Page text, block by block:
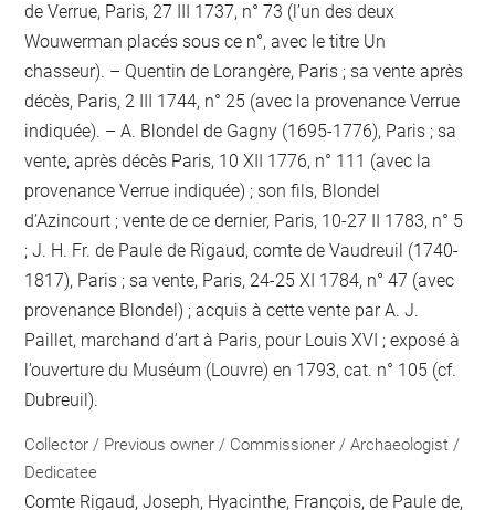
de Verrue, Paris, 27 III 1737, n° 73 (l’un des deux
Wouwerman placés sous ce n°, avec le titre Un
chasseur). – Quentin de Lorangère, Paris ; sa vente après
décès, Paris, 2 III 1744, n° 25 (avec la provenance Verrue
indiquée). – A. Blondel de Gagny (1695-1776), Paris ; sa
vente, après décès Paris, 10 XII 1776, n° 111 (avec la
provenance Verrue indiquée) ; son fils, Blondel
d’Azincourt ; vente de ce dernier, Paris, 10-27 II 1783, n° 5
; J. H. Fr. de Paule de Rigaud, comte de Vaudreuil (1740-
1817), Paris ; sa vente, Paris, 24-25 XI 1784, n° 47 (avec
provenance Blondel) ; acquis à cette vente par A. J.
Paillet, marchand d’art à Paris, pour Louis XVI ; exposé à
l’ouverture du Muséum (Louvre) en 1793, cat. n° 105 (cf.
Dubreuil).
Collector / Previous owner / Commissioner / Archaeologist /
Dedicatee
Comte Rigaud, Joseph, Hyacinthe, François, de Paule de,